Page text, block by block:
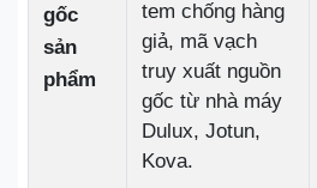
gốc
sản
phẩm
tem chống hàng
giả, mã vạch
truy xuất nguồn
gốc từ nhà máy
Dulux, Jotun,
Kova.